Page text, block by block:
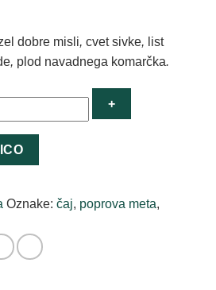
dobre misli, cvet sivke, list
, plod navadnega komarčka.
Oznake: čaj, poprova meta,